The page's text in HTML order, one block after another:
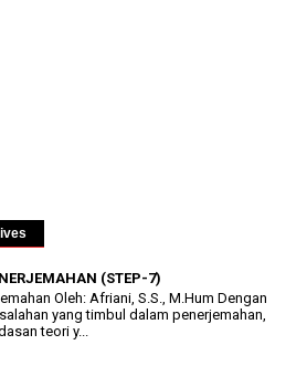
(STEP-7)
Oleh: Afriani, S.S., M.Hum Dengan
yang timbul dalam penerjemahan,
teori y...